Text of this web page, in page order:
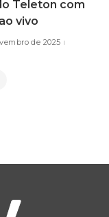
Teleton com
vivo
de 2025